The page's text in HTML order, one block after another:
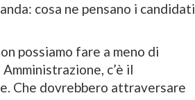
cosa ne pensano i candidati
possiamo fare a meno di
c’è il
Che dovrebbero attraversare